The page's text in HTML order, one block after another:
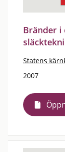
Bränder
Statens
2007